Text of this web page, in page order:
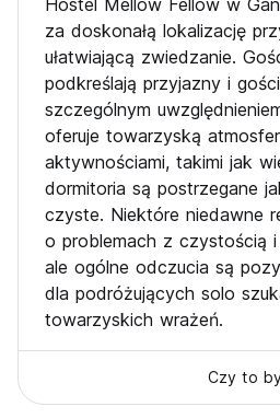
Hostel Mellow Fellow w
za doskonałą lokalizację
ułatwiającą zwiedzanie.
podkreślają przyjazny i
szczególnym
oferuje towarzyską
aktywnościami, takimi jak
dormitoria są postrzegane
czyste. Niektóre niedawne
o problemach z czystością i
ale ogólne odczucia są
dla podróżujących solo
towarzyskich wrażeń.
Czy to